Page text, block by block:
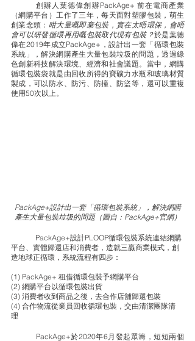
	創辦人葉德偉創辦PackAge+ 前在電商產業
（網購平台）工作了三年，每天面對塑膠包裝，萌生
創業念頭： 咁大量嘅即棄包裝，實在太唔環保，會唔
會可以研發循環再用嘅包裝取代現有包裝？於是葉德
偉在2019年成立PackAge+，設計出一套「循環包裝
系統」，解決網購產生大量包裝垃圾的問題，透過綠
色創新科技解決環境、經濟和社會議題。當中，網購
循環包裝袋就是由回收所得的寶礦力水瓶和玻璃材質
製成，可以防水、防污、防撞、防盜等，還可以重複
使用50次以上。
PackAge+設計出一套「循環包裝系統」，解決網購
產生大量包裝垃圾的問題（圖自：PackAge+官網）
平台、實體歸還店和消費者，造就三贏商業模式，創
造地球正循環，系統流程有四步：
(1) PackAge+ 租借循環包裝予網購平台
(2) 網購平台以循環包裝出貨
(3) 消費者收到商品之後，去合作店舖歸還包裝
(4) 合作物流從業員回收循環包裝，交由清潔團隊清
理